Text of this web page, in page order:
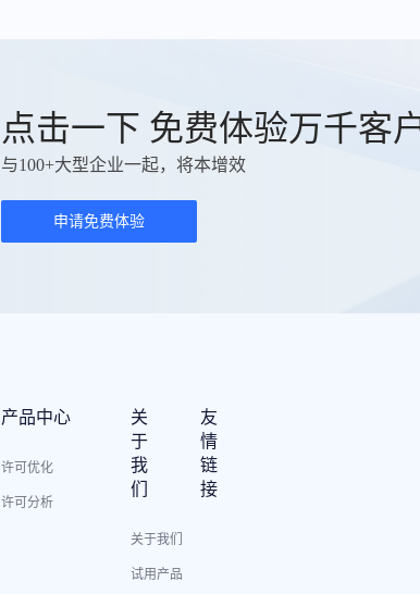
点击一下 免费体验万千客
与100+大型企业一起，将本增效
申请免费体验
产品中心
许可优化
许可分析
关
于
我
们
关于我们
试用产品
友
情
链
接